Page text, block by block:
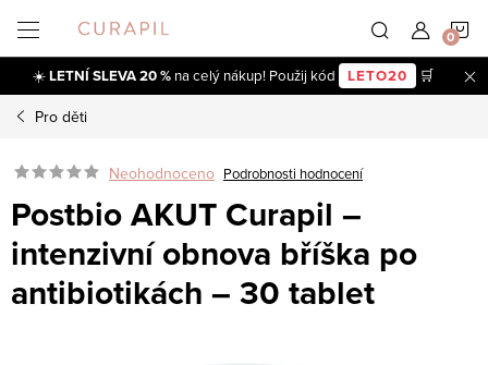
obsah
☀️LETNÍ SLEVA 20 % na celý nákup! Použij kód LETO20 🛒
Pro děti
Neohodnoceno Podrobnosti hodnocení
Postbio AKUT Curapil –
intenzivní obnova bříška po
antibiotikách – 30 tablet